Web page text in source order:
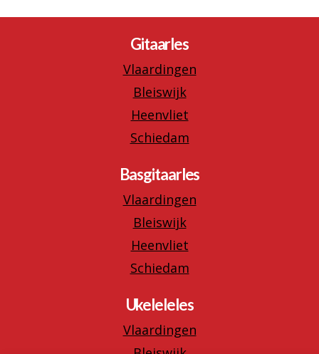
Gitaarles
Vlaardingen
Bleiswijk
Heenvliet
Schiedam
Basgitaarles
Vlaardingen
Bleiswijk
Heenvliet
Schiedam
Ukeleleles
Vlaardingen